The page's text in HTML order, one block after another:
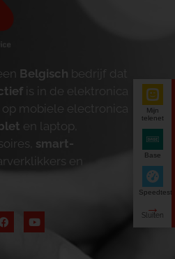
Belgisch bedrijf dat
is in de elektronica
mobiele electronica
en laptop,
smart-
en
Mijn
telenet
Base
Speedtest